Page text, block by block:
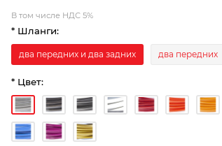
В том числе НДС 5%
* Шланги:
два передних и два задних два передних
* Цвет: